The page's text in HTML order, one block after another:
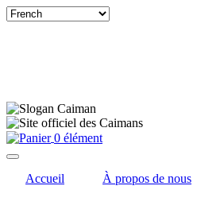
Select
0 élément
Accueil À propos de nous